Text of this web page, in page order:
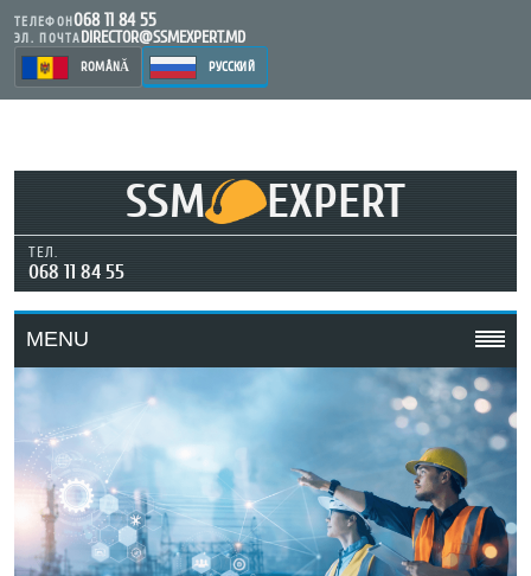
ТЕЛЕФОН068 11 84 55
ЭЛ. ПОЧТАDIRECTOR@SSMEXPERT.MD
ROMÂNĂ РУССКИЙ
SSM EXPERT
ТЕЛ.
068 11 84 55
MENU